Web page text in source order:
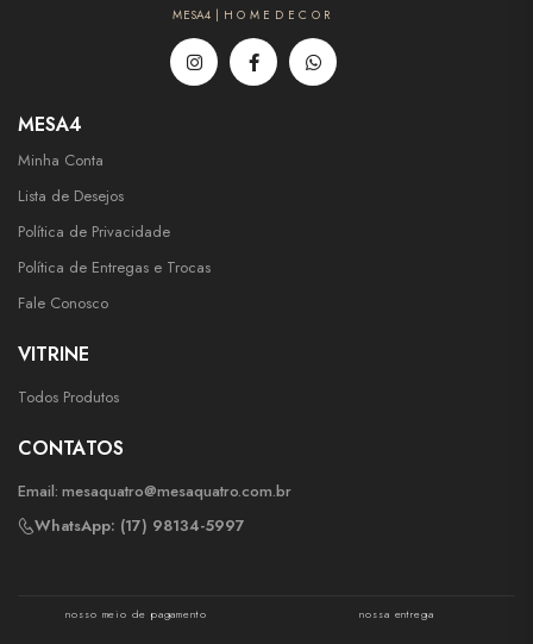
MESA4 | H O M E D E C O R
MESA4
Minha Conta
Lista de Desejos
Política de Privacidade
Política de Entregas e Trocas
Fale Conosco
VITRINE
Todos Produtos
CONTATOS
Email: mesaquatro@mesaquatro.com.br
WhatsApp: (17) 98134-5997
nosso meio de pagamento nossa entrega